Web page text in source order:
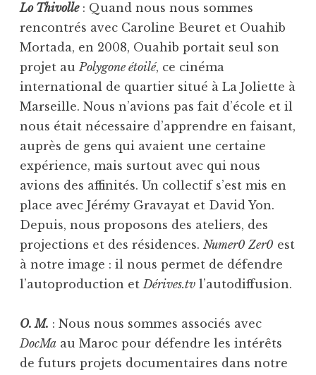
Lo Thivolle: Quand nous nous sommes
rencontrés avec Caroline Beuret et Ouahib
Mortada, en 2008, Ouahib portait seul son
projet auPolygone étoilé, ce cinéma
international de quartier situé à La Joliette à
Marseille. Nous n’avions pas fait d’école et il
nous était nécessaire d’apprendre en faisant,
auprès de gens qui avaient une certaine
expérience, mais surtout avec qui nous
avions des affinités. Un collectif s’est mis en
place avec Jérémy Gravayat et David Yon.
Depuis, nous proposons des ateliers, des
projections et des résidences. Numer0 Zer0 est
à notre image : il nous permet de défendre
l’autoproduction etDérives.tv l’autodiffusion.
O. M. : Nous nous sommes associés avec
DocMa au Maroc pour défendre les intérêts
de futurs projets documentaires dans notre